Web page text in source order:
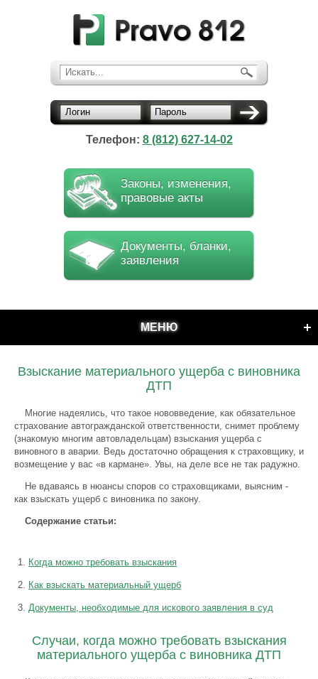
Искать...
Логин Пароль
Телефон: 8 (812) 627-14-02
Законы, изменения,
правовые акты
Документы, бланки,
заявления
МЕНЮ
Взыскание материального ущерба с виновника
ДТП
Многие надеялись, что такое нововведение, как обязательное
страхование автогражданской ответственности, снимет проблему
(знакомую многим автовладельцам) взыскания ущерба с
виновного в аварии. Ведь достаточно обращения к страховщику, и
возмещение у вас «в кармане». Увы, на деле все не так радужно.
Не вдаваясь в нюансы споров со страховщиками, выясним -
как взыскать ущерб с виновника по закону.
Содержание статьи:
Когда можно требовать взыскания
Как взыскать материальный ущерб
Документы, необходимые для искового заявления в суд
Случаи, когда можно требовать взыскания
материального ущерба с виновника ДТП